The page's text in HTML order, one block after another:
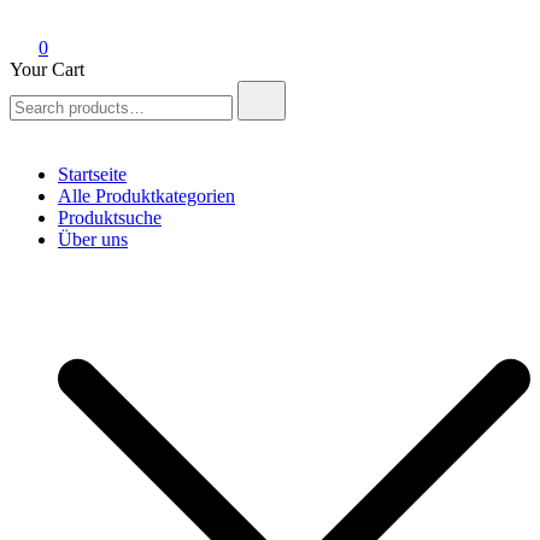
0
Your Cart
for:
Startseite
Alle Produktkategorien
Produktsuche
Über uns